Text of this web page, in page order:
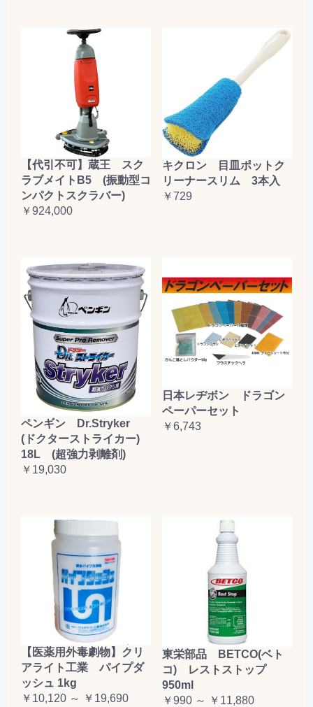
【代引不可】蔵王 スク
ラブメイトB5 (振動型コ
ンパクトスクラバー)
￥924,000
キクロン 目皿ポットク
リーナースリム 3本入
￥729
ペンギン Dr.Stryker
(ドクターストライカー)
18L (超強力剥離剤)
￥19,030
日本レヂボン ドラゴン
ペーパーセット
￥6,743
【医薬用外毒劇物】クリ
アライト工業 パイプダ
ッシュ 1kg
￥10,120 ～ ￥19,690
東栄部品 BETCO(ベト
コ) レストストップ
950ml
￥990 ～ ￥11,880